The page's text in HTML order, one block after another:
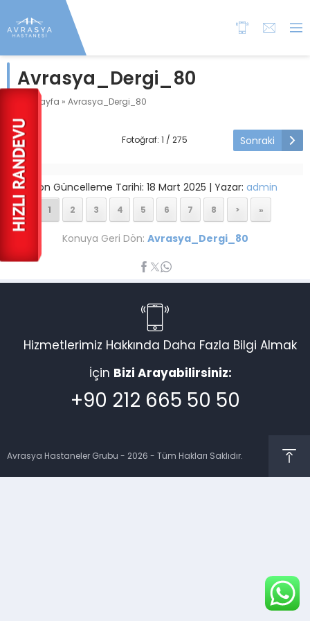
Avrasya_Dergi_80
Anasayfa » Avrasya_Dergi_80
Fotoğraf: 1 / 275 Sonraki
Son Güncelleme Tarihi: 18 Mart 2025 | Yazar: admin
1 2 3 4 5 6 7 8 > »
Konuya Geri Dön: Avrasya_Dergi_80
Hizmetlerimiz Hakkında Daha Fazla Bilgi Almak
İçin Bizi Arayabilirsiniz:
+90 212 665 50 50
Avrasya Hastaneler Grubu - 2026 - Tüm Hakları Saklıdır.